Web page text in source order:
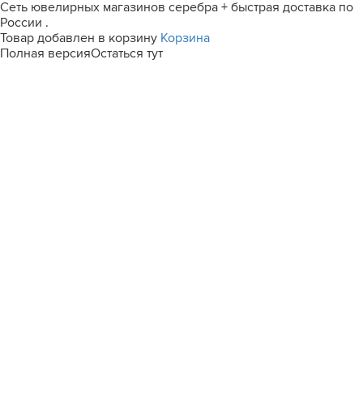
Сеть ювелирных магазинов серебра + быстрая доставка по
России .
Товар добавлен в корзину Корзина
Полная версияОстаться тут